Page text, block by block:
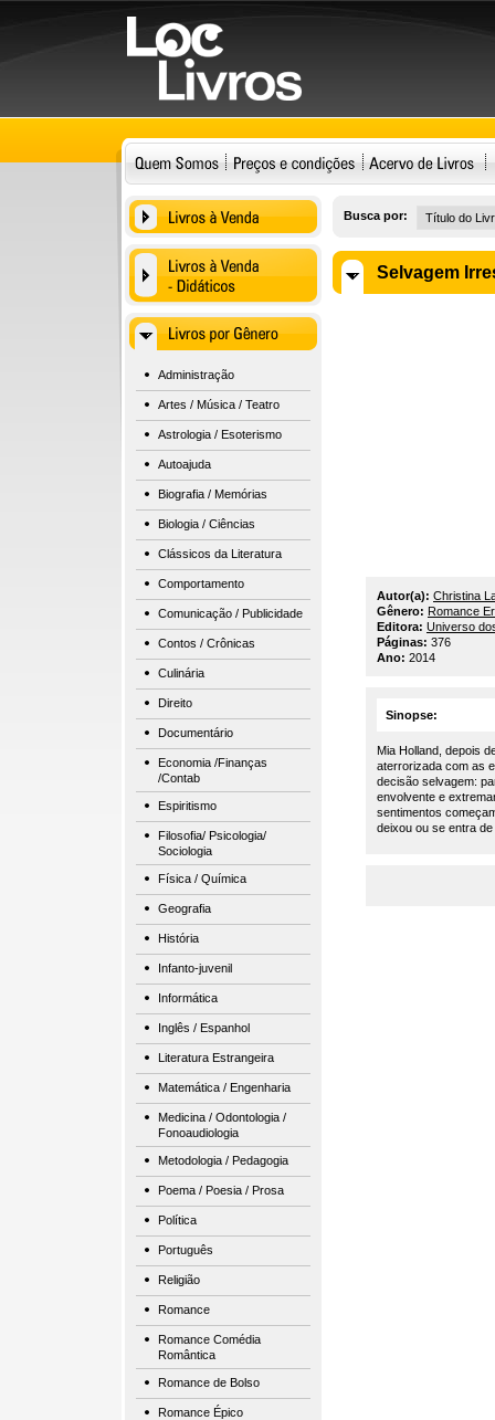
Administração
Artes / Música / Teatro
Astrologia / Esoterismo
Autoajuda
Biografia / Memórias
Biologia / Ciências
Clássicos da Literatura
Comportamento
Comunicação / Publicidade
Contos / Crônicas
Culinária
Direito
Documentário
Economia /Finanças
/Contab
Espiritismo
Filosofia/ Psicologia/
Sociologia
Física / Química
Geografia
História
Infanto-juvenil
Informática
Inglês / Espanhol
Literatura Estrangeira
Matemática / Engenharia
Medicina / Odontologia /
Fonoaudiologia
Metodologia / Pedagogia
Poema / Poesia / Prosa
Política
Português
Religião
Romance
Romance Comédia
Romântica
Romance de Bolso
Romance Épico
Busca por:
Selvagem
Autor(a): Christina
Gênero: Romance
Editora: Universo
Páginas: 376
Ano: 2014
Sinopse:
Mia Holland, depois
aterrorizada com as
decisão selvagem:
envolvente e
sentimentos
deixou ou se entra